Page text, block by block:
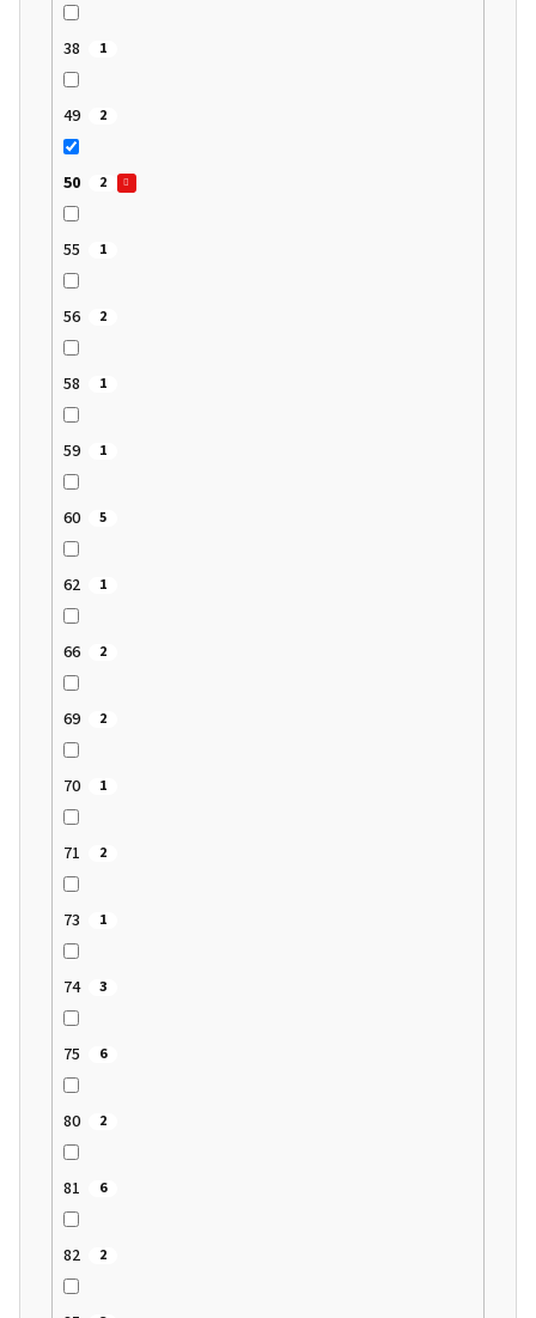
38 1
49 2
50 2
55 1
56 2
58 1
59 1
60 5
62 1
66 2
69 2
70 1
71 2
73 1
74 3
75 6
80 2
81 6
82 2